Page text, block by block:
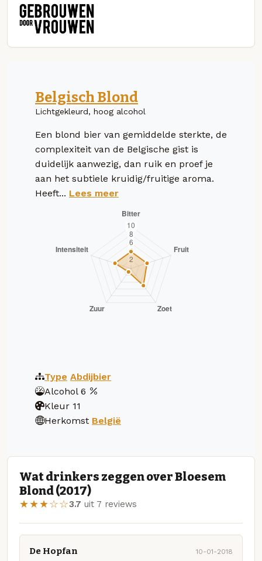
Belgisch Blond
Lichtgekleurd, hoog alcohol
Een blond bier van gemiddelde sterkte, de
complexiteit van de Belgische gist is
duidelijk aanwezig, dan ruik en proef je
aan het subtiele kruidig/fruitige aroma.
Heeft... Lees meer
Type Abdijbier
Alcohol 6
Kleur 11
Herkomst België
Wat drinkers zeggen over Bloesem
Blond (2017)
★★★☆☆3.7 uit 7 reviews
De Hopfan 10-01-2018